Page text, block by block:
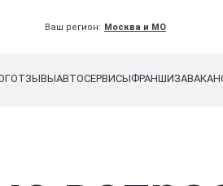
Ваш регион: Москва и МО
ОТЗЫВЫАВТОСЕРВИСЫФРАНШИЗА